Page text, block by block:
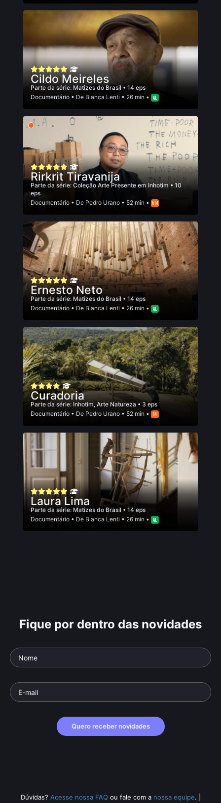
Cildo Meireles
Parte da série: Matizes do Brasil • 14 eps
Documentário • De Bianca Lenti • 26 min •
Rirkrit Tiravanija
Parte da série: Coleção Arte Presente em Inhotim• 10
eps
Documentário • De Pedro Urano • 52 min •
Ernesto Neto
Parte da série: Matizes do Brasil • 14 eps
Documentário • De Bianca Lenti • 26 min •
Curadoria
Parte da série: Inhotim, Arte Natureza • 3 eps
Documentário • De Pedro Urano • 52 min •
Laura Lima
Parte da série: Matizes do Brasil • 14 eps
Documentário • De Bianca Lenti • 26 min •
Fique por dentro das novidades
Quero receber novidades
Dúvidas? Acesse nossa FAQ ou fale com a nossa equipe.